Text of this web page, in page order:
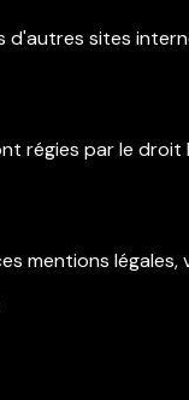
d'autres sites
régies par le
mentions légales,